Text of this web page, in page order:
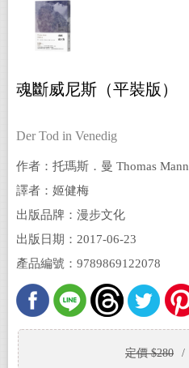
魂斷威尼斯（平裝版）
Der Tod in Venedig
作者：托瑪斯．曼 Thomas Mann
譯者：姬健梅
出版品牌：漫步文化
出版日期：2017-06-23
產品編號：9789869122078
定價 $280 /